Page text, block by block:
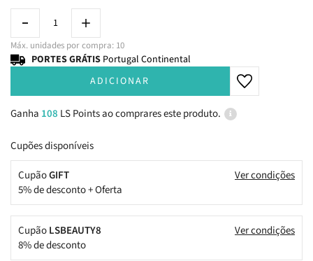
Máx. unidades por compra: 10
PORTES GRÁTIS Portugal Continental
ADICIONAR
Ganha 108 LS Points ao comprares este produto.
Cupões disponíveis
CupãoGIFT
5% de desconto + Oferta
Ver condições
CupãoLSBEAUTY8
8% de desconto
Ver condições